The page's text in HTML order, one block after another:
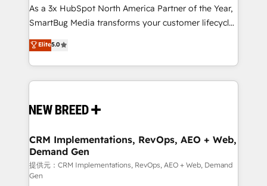
GTMの見える化・自動化まで。全Hub統合運用、デー
タ品質設計、グループ横断のCRM統合に対応します。
の一部をAIが自律実行する組織への移行を設計・実装。
Breeze・Claude等をHubSpotと連携させ、役割定義・
革を、構想から実装・定着までPMOとして主導。「設
の統合・浸透・変革管理を実行します。 ▸ CMS戦略設
計・構築：リード獲得・CVR・SEOを前提にした情報設
計・導線設計・テンプレート設計をContent Hubで一体
提供。 ▸ 既存CRM・MAからの移行支援：Salesforce・
As a 3x HubSpot North America Partner of the Year,
SmartBug Media transforms your customer lifecycle
into a revenue engine. Our unified ecosystem
includes specialized divisions Globalia (AI &
Software) and Point Success Media (Paid Media),
making this the official home for all three brands. 🔄
and system integrations powered by Globalia’s
trainers to drive platform adoption. 📈 Revenue
Generation - Full-funnel marketing and high-
performance advertising via Point Success Media. -
Expert deployment of Breeze AI and custom agents
Elite5.0
CRM Implementations, RevOps, AEO + Web,
Demand Gen
提供元：CRM Implementations, RevOps, AEO + Web, Demand
Gen